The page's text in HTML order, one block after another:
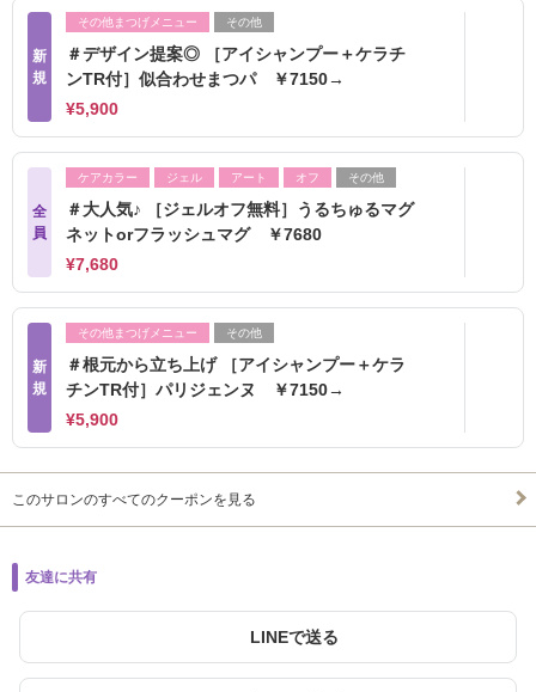
新
規
その他まつげメニュー その他
＃デザイン提案◎ ［アイシャンプー＋ケラチ
ンTR付］似合わせまつパ ￥7150→
¥5,900
全
員
ケアカラー ジェル アート オフ その他
＃大人気♪ ［ジェルオフ無料］うるちゅるマグ
ネットorフラッシュマグ ￥7680
¥7,680
新
規
その他まつげメニュー その他
＃根元から立ち上げ ［アイシャンプー＋ケラ
チンTR付］パリジェンヌ ￥7150→
¥5,900
このサロンのすべてのクーポンを見る
友達に共有
LINEで送る